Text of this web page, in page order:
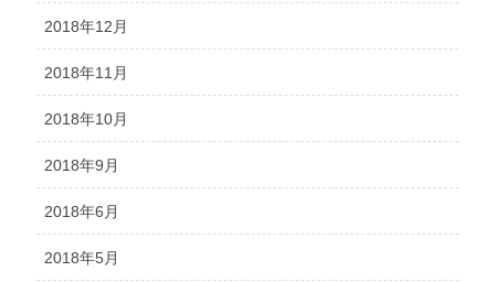
2018年12月
2018年11月
2018年10月
2018年9月
2018年6月
2018年5月